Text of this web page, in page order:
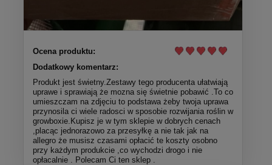
Ocena produktu:
Dodatkowy komentarz:
Produkt jest świetny.Zestawy tego producenta ułatwiają
uprawe i sprawiają że mozna się świetnie pobawić .To co
umieszczam na zdjęciu to podstawa żeby twoja uprawa
przynosila ci wiele radosci w sposobie rozwijania roślin w
growboxie.Kupisz je w tym sklepie w dobrych cenach
,placąc jednorazowo za przesyłkę a nie tak jak na
allegro że musisz czasami opłacić te koszty osobno
przy każdym produkcie ,co wychodzi drogo i nie
opłacalnie . Polecam Ci ten sklep .